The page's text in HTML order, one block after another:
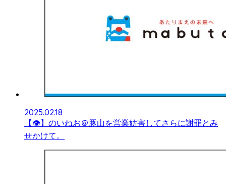
2025.02.18
【👁】のいねお＠豚山を営業妨害してさらに謝罪とみ
せかけて。